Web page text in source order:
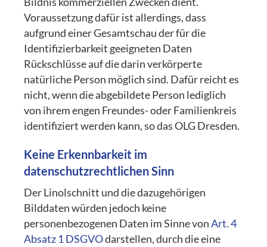
Voraussetzung dafür ist allerdings, dass
aufgrund einer Gesamtschau der für die
Identifizierbarkeit geeigneten Daten
Rückschlüsse auf die darin verkörperte
natürliche Person möglich sind. Dafür reicht es
nicht, wenn die abgebildete Person lediglich
von ihrem engen Freundes- oder Familienkreis
identifiziert werden kann, so das OLG Dresden.
Keine Erkennbarkeit im
datenschutzrechtlichen Sinn
Der Linolschnitt und die dazugehörigen
Bilddaten würden jedoch keine
personenbezogenen Daten im Sinne vonArt. 4
Absatz 1 DSGVOdarstellen, durch die eine